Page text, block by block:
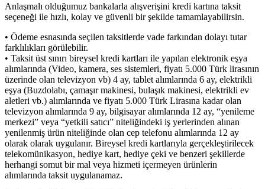
Anlaşmalı olduğumuz bankalarla alışverişini kredi kartına taksit
seçeneği ile hızlı, kolay ve güvenli bir şekilde tamamlayabilirsin.
• Ödeme esnasında seçilen taksitlerde vade farkından dolayı tutar
farklılıkları görülebilir.
• Taksit üst sınırı bireysel kredi kartları ile yapılan elektronik eşya
alımlarında (Video, kamera, ses sistemleri, fiyatı 5.000 Türk lirasının
üzerinde olan televizyon vb) 4 ay, tablet alımlarında 6 ay, elektrikli
eşya (Buzdolabı, çamaşır makinesi, bulaşık makinesi, elektrikli ev
aletleri vb.) alımlarında ve fiyatı 5.000 Türk Lirasına kadar olan
televizyon alımlarında 9 ay, bilgisayar alımlarında 12 ay, “yenileme
merkezi” veya “yetkili satıcı” niteliğindeki iş yerlerinden alınan
yenilenmiş ürün niteliğinde olan cep telefonu alımlarında 12 ay
olarak olarak uygulanır. Bireysel kredi kartlarıyla gerçekleştirilecek
telekomünikasyon, hediye kart, hediye çeki ve benzeri şekillerde
herhangi somut bir mal veya hizmeti içermeyen ürünlerin
alımlarında taksit uygulanamaz.